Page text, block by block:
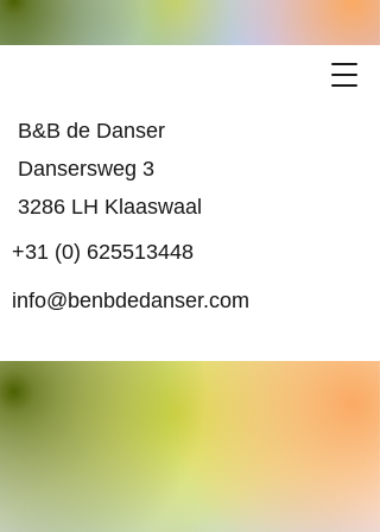
info@benbdedanser.com
B&B de Danser
Dansersweg 3
3286 LH Klaaswaal
+31 (0) 625513448